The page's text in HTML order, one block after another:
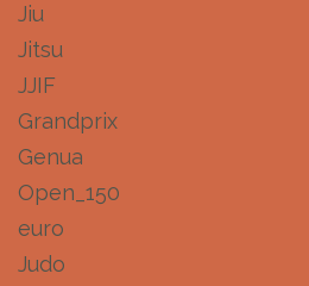
Jiu
Jitsu
JJIF
Grandprix
Genua
Open_150
euro
Judo